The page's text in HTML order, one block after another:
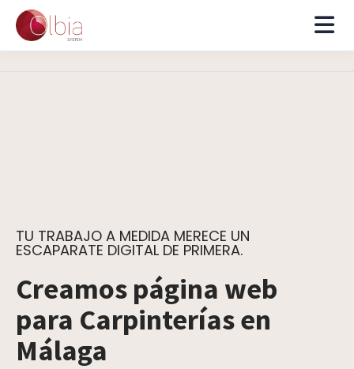
TU TRABAJO A MEDIDA MERECE UN
ESCAPARATE DIGITAL DE PRIMERA.
Creamos página web
para Carpinterías en
Málaga